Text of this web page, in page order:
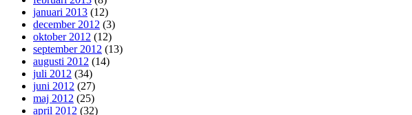
januari 2013 (12)
december 2012 (3)
oktober 2012 (12)
september 2012 (13)
augusti 2012 (14)
juli 2012 (34)
juni 2012 (27)
maj 2012 (25)
april 2012 (32)